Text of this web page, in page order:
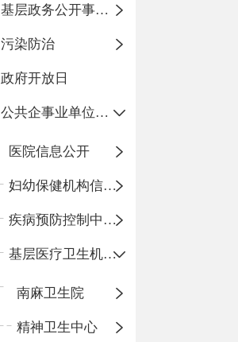
基层政务公开事项标准目录
污染防治
政府开放日
公共企事业单位信息公开
医院信息公开
妇幼保健机构信息公开
疾病预防控制中心信息公开
基层医疗卫生机构信息公开
南麻卫生院
精神卫生中心